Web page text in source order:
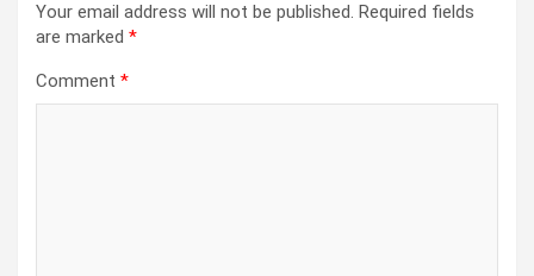
Your email address will not be published. Required fields
are marked *
Comment *